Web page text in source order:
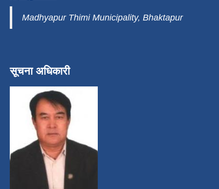
Madhyapur Thimi Municipality, Bhaktapur
सूचना अधिकारी